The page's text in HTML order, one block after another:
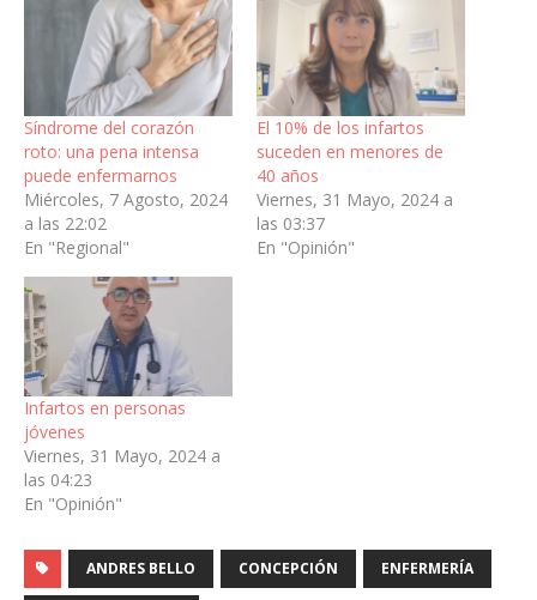
Síndrome del corazón
roto: una pena intensa
puede enfermarnos
Miércoles, 7 Agosto, 2024
a las 22:02
En "Regional"
El 10% de los infartos
suceden en menores de
40 años
Viernes, 31 Mayo, 2024 a
las 03:37
En "Opinión"
Infartos en personas
jóvenes
Viernes, 31 Mayo, 2024 a
las 04:23
En "Opinión"
ANDRES BELLO CONCEPCIÓN ENFERMERÍA